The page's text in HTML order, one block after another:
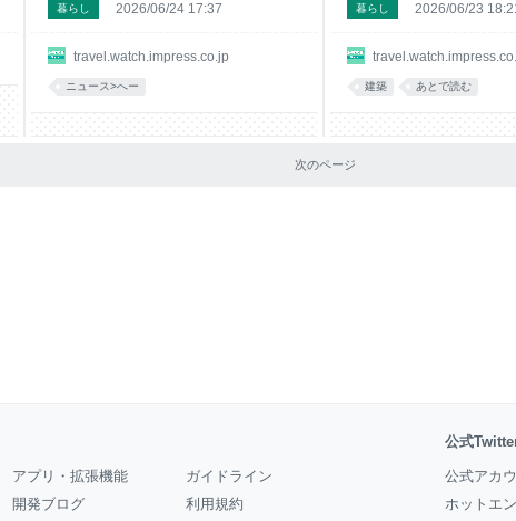
travel.watch.impress.co.jp
暮らし 2026/06/24 17:37
ニュース>へー
暮らし 2026/06/23
建築 あとで読む
次のページ
アプリ・拡張機能
開発ブログ
ガイドライン
利用規約
公式
公式アカ
ホットエ